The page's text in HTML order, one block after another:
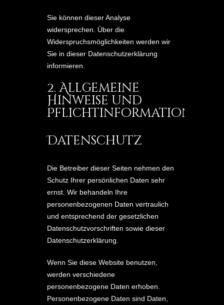
Sie können dieser Analyse
widersprechen. Über die
Widerspruchsmöglichkeiten werden wir
Sie in dieser Datenschutzerklärung
informieren.
2. Allgemeine
Hinweise und
Pflichtinformationen
Datenschutz
Die Betreiber dieser Seiten nehmen den
Schutz Ihrer persönlichen Daten sehr
ernst. Wir behandeln Ihre
personenbezogenen Daten vertraulich
und entsprechend der gesetzlichen
Datenschutzvorschriften sowie dieser
Datenschutzerklärung.
Wenn Sie diese Website benutzen,
werden verschiedene
personenbezogene Daten erhoben.
Personenbezogene Daten sind Daten,